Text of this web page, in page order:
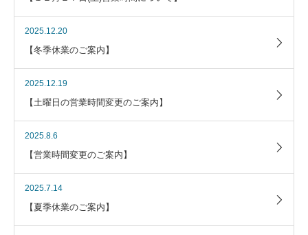
2025.12.20
【冬季休業のご案内】
2025.12.19
【土曜日の営業時間変更のご案内】
2025.8.6
【営業時間変更のご案内】
2025.7.14
【夏季休業のご案内】